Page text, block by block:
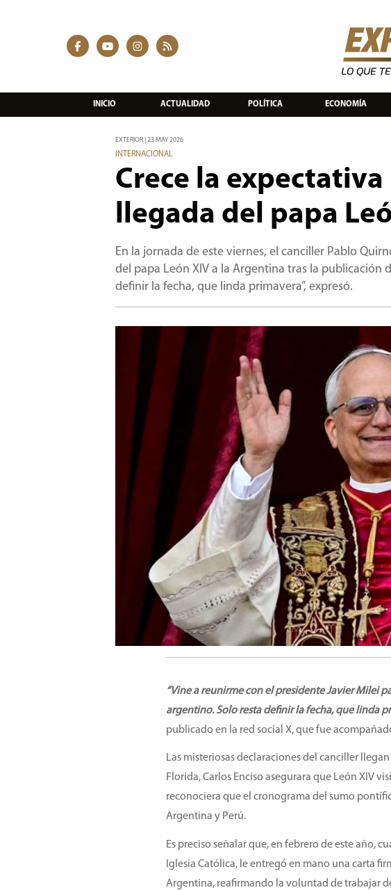
INICIO ACTUALIDAD POLÍTICA ECONOMÍA
EXTERIOR | 23 MAY 2026
INTERNACIONAL
Crece la
llegada del papa
En la jornada de este viernes, el canciller Pablo
del papa León XIV a la Argentina tras la publicación
definir la fecha, que linda primavera”, expresó.
“Vine a reunirme con el presidente Javier Milei
argentino. Solo resta definir la fecha, que linda
publicado en la red social X, que fue
Las misteriosas declaraciones del canciller
Florida, Carlos Enciso asegurara que León XIV
reconociera que el cronograma del sumo
Argentina y Perú.
Es preciso señalar que, en febrero de este año,
Iglesia Católica, le entregó en mano una carta
Argentina, reafirmando la voluntad de trabajar